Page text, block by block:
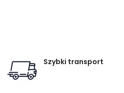
Szybki transport